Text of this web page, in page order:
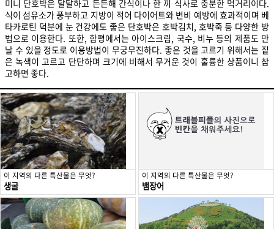
미니 단호박은 달달하고 든든해 간식이나 한 끼 식사로 충분한 먹거리이다.
식이 섬유소가 풍부하고 지방이 적어 다이어트와 변비 예방에 효과적이며 베
타카로틴 덕분에 눈 건강에도 좋은 단호박은 호박김치, 호박죽 등 다양한 방
법으로 이용한다. 또한, 함평에서는 아이스크림, 국수, 비누 등의 제품도 만
날 수 있을 정도로 이용방법이 무궁무진하다. 좋은 것을 고르기 위해서는 짙
은 녹색이 고르고 단단하며 크기에 비해서 무거운 것이 훌륭한 상품이니 참
고하면 좋다.
이 지역의 다른 특산물은 무엇?
생굴
이 지역의 다른 특산물은 무엇?
뱀장어